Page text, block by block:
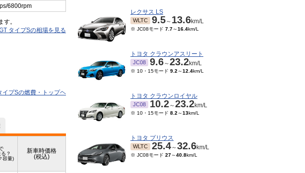
6800rpm
。
タイプSの相場を見る
イプSの燃費・トップヘ
？
容量)
新車時価格
(税込)
レクサス LS
WLTC 9.5～ 13.6km/L
※ JC08モード 7.7～16.4km/L
トヨタ クラウンアスリート
JC08 9.6～23.2km/L
※ 10・15モード 9.2 ～12.4km/L
トヨタ クラウンロイヤル
JC08 10.2～23.2km/L
※ 10・15モード 8.2 ～13km/L
トヨタ プリウス
WLTC 25.4～32.6km/L
※ JC08モード 27～40.8km/L